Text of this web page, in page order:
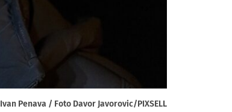
Ivan Penava / Foto Davor Javorovic/PIXSELL